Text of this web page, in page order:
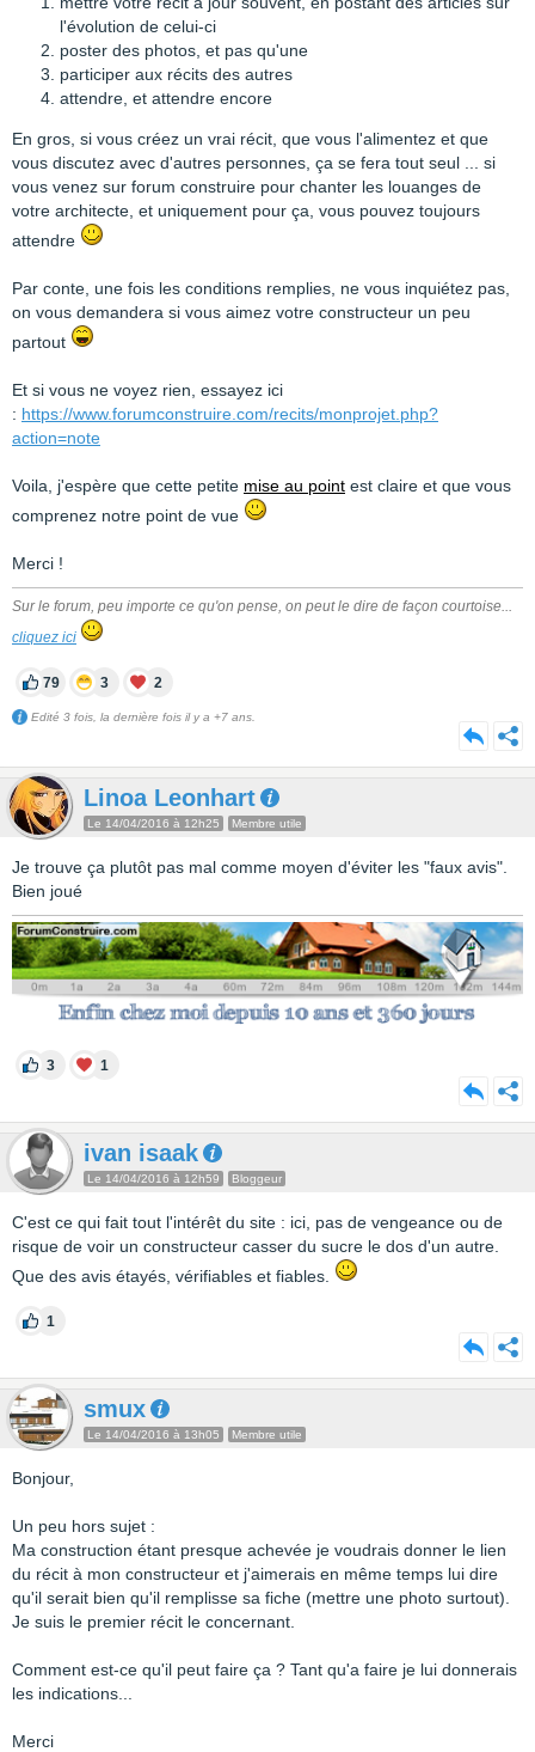
l'évolution de celui-ci
poster des photos, et pas qu'une
participer aux récits des autres
attendre, et attendre encore
En gros, si vous créez un vrai récit, que vous l'alimentez et que
vous discutez avec d'autres personnes, ça se fera tout seul ... si
vous venez sur forum construire pour chanter les louanges de
votre architecte, et uniquement pour ça, vous pouvez toujours
attendre
Par conte, une fois les conditions remplies, ne vous inquiétez pas,
on vous demandera si vous aimez votre constructeur un peu
partout
Et si vous ne voyez rien, essayez ici
: https://www.forumconstruire.com/recits/monprojet.php?
action=note
Voila, j'espère que cette petite mise au point est claire et que vous
comprenez notre point de vue
Merci !
Sur le forum, peu importe ce qu'on pense, on peut le dire de façon courtoise...
cliquez ici
79 3 2
Edité 3 fois, la dernière fois il y a +7 ans.
Linoa Leonhart
Le 14/04/2016 à 12h25 Membre utile
Je trouve ça plutôt pas mal comme moyen d'éviter les "faux avis".
Bien joué
3 1
ivan isaak
Le 14/04/2016 à 12h59 Bloggeur
C'est ce qui fait tout l'intérêt du site : ici, pas de vengeance ou de
risque de voir un constructeur casser du sucre le dos d'un autre.
Que des avis étayés, vérifiables et fiables.
1
smux
Le 14/04/2016 à 13h05 Membre utile
Bonjour,
Un peu hors sujet :
Ma construction étant presque achevée je voudrais donner le lien
du récit à mon constructeur et j'aimerais en même temps lui dire
qu'il serait bien qu'il remplisse sa fiche (mettre une photo surtout).
Je suis le premier récit le concernant.
Comment est-ce qu'il peut faire ça ? Tant qu'a faire je lui donnerais
les indications...
Merci